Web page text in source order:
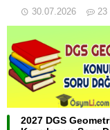
30.07.2026 23
2027 DGS